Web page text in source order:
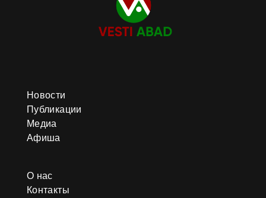
Новости
Публикации
Медиа
Афиша
О нас
Контакты